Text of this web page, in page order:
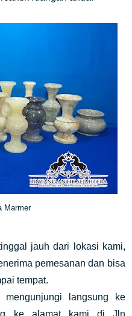
Marmer
jauh dari lokasi kami,
pemesanan dan bisa
tempat.
langsung ke
ke alamat kami di Jln